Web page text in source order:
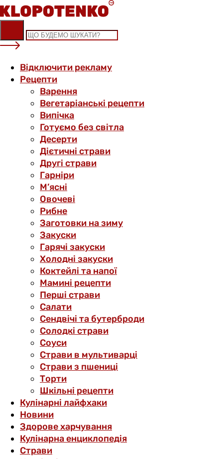
Skip
to
content
Відключити рекламу
Рецепти
Варення
Вегетаріанські рецепти
Випічка
Готуємо без світла
Десерти
Дієтичні страви
Другі страви
Гарніри
М’ясні
Овочеві
Рибне
Заготовки на зиму
Закуски
Гарячі закуски
Холодні закуски
Коктейлі та напої
Мамині рецепти
Перші страви
Салати
Сендвічі та бутерброди
Солодкі страви
Соуси
Страви в мультиварці
Страви з пшениці
Торти
Шкільні рецепти
Кулінарні лайфхаки
Новини
Здорове харчування
Кулінарна енциклопедія
Страви